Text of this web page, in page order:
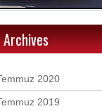
Archives
2020
2019